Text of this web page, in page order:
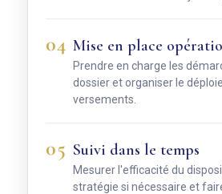
04 Mise en place
Prendre en charge les
dossier et organiser le
versements.
05 Suivi dans le temps
Mesurer l'efficacité du
stratégie si nécessaire et